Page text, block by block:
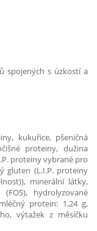
spojených s úzkostí a
kukuřice, pšeničná
proteiny, dužina
proteiny vybrané pro
gluten (L.I.P. proteiny
minerální látky,
hydrolyzované
protein: 1,24 g,
výtažek z měsíčku